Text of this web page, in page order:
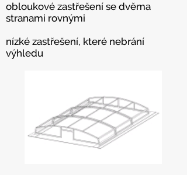
obloukové zastřešení se dvěma
stranami rovnými
nízké zastřešení, které nebrání
výhledu